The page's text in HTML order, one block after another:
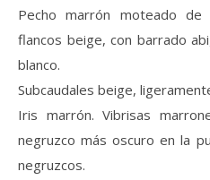
Pecho marrón moteado
flancos beige, con barrado
blanco.
Subcaudales beige,
Iris marrón. Vibrisas
negruzco más oscuro en la
negruzcos.